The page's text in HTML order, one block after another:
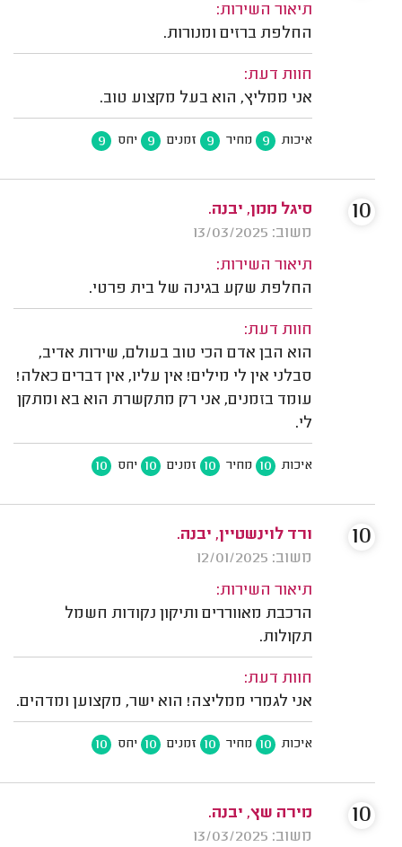
תיאור השירות:
החלפת ברזים ומנורות.
חוות דעת:
אני ממליץ, הוא בעל מקצוע טוב.
איכות 9 מחיר 9 זמנים 9 יחס 9
סיגל ממן, יבנה.
משוב: 13/03/2025
תיאור השירות:
החלפת שקע בגינה של בית פרטי.
חוות דעת:
הוא הבן אדם הכי טוב בעולם, שירות אדיב,
סבלני אין לי מילים! אין עליו, אין דברים כאלה!
עומד בזמנים, אני רק מתקשרת הוא בא ומתקן
לי.
איכות 10 מחיר 10 זמנים 10 יחס 10
10
ורד לוינשטיין, יבנה.
משוב: 12/01/2025
תיאור השירות:
הרכבת מאווררים ותיקון נקודות חשמל
תקולות.
חוות דעת:
אני לגמרי ממליצה! הוא ישר, מקצוען ומדהים.
איכות 10 מחיר 10 זמנים 10 יחס 10
10
מירה שץ, יבנה.
משוב: 13/03/2025
10